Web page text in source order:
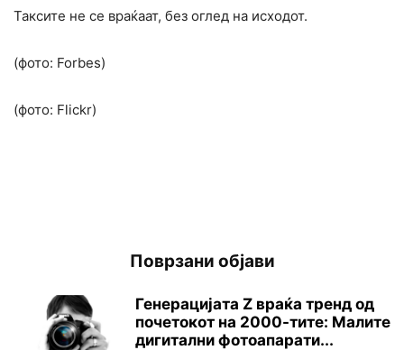
Таксите не се враќаат, без оглед на исходот.
(фото: Forbes)
(фото: Flickr)
Поврзани објави
Генерацијата Z враќа тренд од
почетокот на 2000-тите: Малите
дигитални фотоапарати...